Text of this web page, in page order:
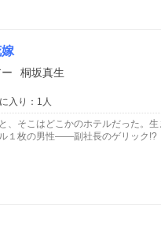
桐坂真生
入り：1人
、そこはどこかのホテルだった。
１枚の男性――副社長のゲリック